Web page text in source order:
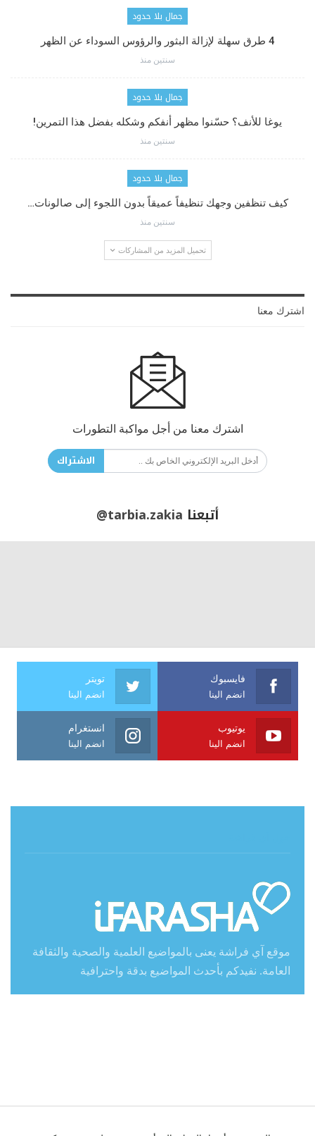
جمال بلا حدود
4 طرق سهلة لإزالة البثور والرؤوس السوداء عن الظهر
سنتين منذ
جمال بلا حدود
يوغا للأنف؟ حسّنوا مظهر أنفكم وشكله بفضل هذا التمرين!
سنتين منذ
جمال بلا حدود
كيف تنظفين وجهك تنظيفاً عميقاً بدون اللجوء إلى صالونات…
سنتين منذ
تحميل المزيد من المشاركات
اشترك معنا
اشترك معنا من أجل مواكبة التطورات
الاشتراك
أتبعنا @tarbia.zakia
فايسبوك
انضم الينا
تويتر
انضم الينا
يوتيوب
انضم الينا
انستغرام
انضم الينا
موقع آي فراشة يعنى بالمواضيع العلمية والصحية والثقافة
العامة. نفيدكم بأحدث المواضيع بدقة واحترافية